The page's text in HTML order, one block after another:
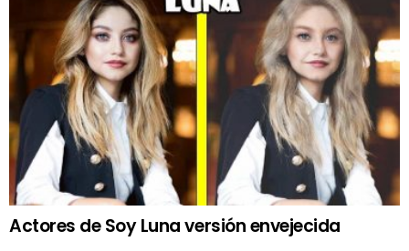
Actores de Soy Luna versión envejecida